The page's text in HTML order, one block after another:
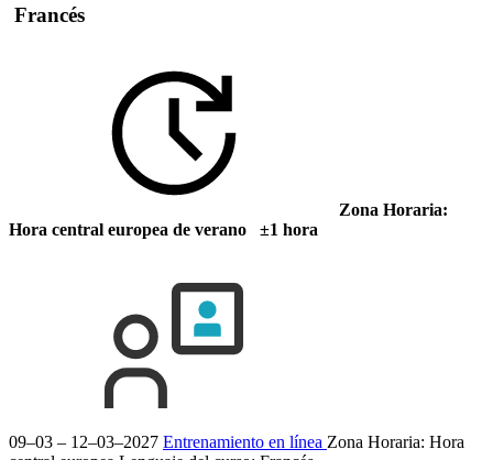
Francés
Zona Horaria:
Hora central europea de verano ±1 hora
09–03 – 12–03–2027 Entrenamiento en línea Zona Horaria: Hora